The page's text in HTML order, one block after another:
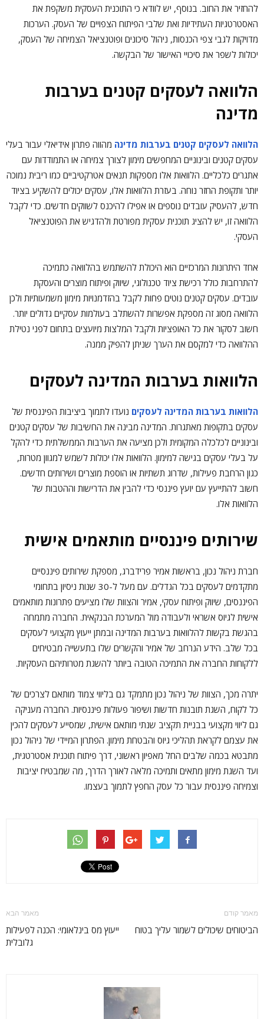
להחזיר את החוב. בנוסף, יש לוודא כי התוכנית העסקית משקפת את
האסטרטגיות העתידיות ואת שלבי הפיתוח הצפויים של העסק. הערכות
מדויקות לגבי צפי הכנסות, ניהול סיכונים ופוטנציאל הצמיחה של העסק,
יכולות לשפר את סיכויי האישור של הבקשה.
הלוואה לעסקים קטנים בערבות
מדינה
הלוואה לעסקים קטנים בערבות מדינה מהווה פתרון אידיאלי עבור בעלי
עסקים קטנים ובינוניים המחפשים מימון לצורך צמיחה או התמודדות עם
אתגרים כלכליים. הלוואות אלו מספקות תנאים אטרקטיביים כמו ריבית נמוכה
יותר ותקופת החזר נוחה. בעזרת הלוואות אלו, עסקים יכולים להשקיע בציוד
חדש, להעסיק עובדים נוספים או אפילו להיכנס לשווקים חדשים. כדי לקבל
הלוואה זו, יש להציג תוכנית עסקית מפורטת ולהדגיש את הפוטנציאל
העסקי.
אחד היתרונות המרכזיים הוא היכולת להשתמש בהלוואה כתמיכה
להתרחבות כולל רכישת ציוד טכנולוגי, שיווק ופיתוח מוצרים והעסקת
עובדים. עסקים קטנים נוטים פחות לקבל בהזדמנויות מימון משמעותיות ולכן
הלוואה מסוג זה מספקת אפשרות להשתלב בעולמות עסקיים גדולים יותר.
חשוב לסקור את כל האופציות ולקבל המלצות מיועצים בתחום לפני נטילת
ההלוואה כדי למקסם את הערך שניתן להפיק ממנה.
הלוואות בערבות המדינה לעסקים
הלוואות בערבות המדינה לעסקים נועדו לתמוך ביציבות הפיננסית של
עסקים בתקופות מאתגרות. המדינה מבינה את החשיבות של עסקים קטנים
ובינוניים לכלכלה המקומית ולכן מציעה את הערבות הממשלתית כדי להקל
על בעלי עסקים בגישה למימון. הלוואות אלו יכולות לשמש למגוון מטרות,
כגון הרחבת פעילות, שדרוג תשתיות או הוספת מוצרים ושירותים חדשים.
חשוב להתייעץ עם יועץ פיננסי כדי להבין את הדרישות וההטבות של
הלוואות אלו.
שירותים פיננסיים מותאמים אישית
חברת ניהול נכון, בראשות אמיר פרידברג, מספקת שירותים פיננסיים
מתקדמים לעסקים בכל הגדלים. עם מעל ל-30 שנות ניסיון בתחומי
הפיננסים, שיווק ופיתוח עסקי, אמיר והצוות שלו מציעים פתרונות מותאמים
אישית לגיוס אשראי ולעבודה מול המערכת הבנקאית. החברה מתמחה
בהגשת בקשות להלוואות בערבות המדינה ובמתן ייעוץ מקצועי לעסקים
בכל שלב. הידע הנרחב של אמיר והקשרים שלו בתעשייה מבטיחים
ללקוחות החברה את התמיכה הטובה ביותר להשגת מטרותיהם העסקיות.
יתרה מכך, הצוות של ניהול נכון מתמקד גם בליווי צמוד מותאם לצרכים של
כל לקוח, השגת תובנות חדשות ושיפור פעולות פיננסיות. החברה מעניקה
גם ליווי מקצועי בבניית תקציב שנתי מותאם אישית, שמסייע לעסקים להכין
את עצמם לקראת תהליכי גיוס והבטחת מימון. הפתרון המיידי של ניהול נכון
מתבטא בכמה שלבים החל מאפיון ראשוני, דרך פיתוח תוכנית אסטרטגית,
ועד השגת מימון מתאים ותמיכה מלאה לאורך הדרך, מה שמבטיח יציבות
וצמיחה פיננסית עבור כל עסק החפץ לתמוך בעצמו.
מאמר קודם
הביטוחים שיכולים לשמור עליך בטוח
מאמר הבא
ייעוץ מס בינלאומי: הכנה לפעילות
גלובלית